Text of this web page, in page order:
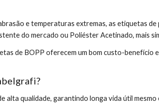
e temperaturas extremas, as etiquetas
do mercado ou Poliéster Acetinado, mais
de BOPP oferecem um bom custo-benefício
qualidade, garantindo longa vida útil mesmo